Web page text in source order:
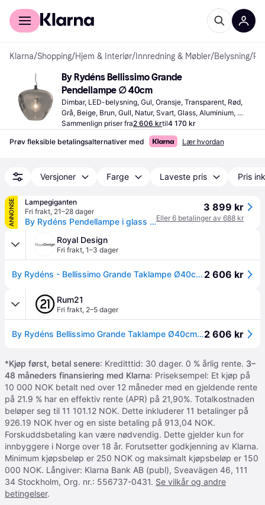
For kunder
Klarna/Shopping/Hjem & Interiør/ Innredning & Møbler/Belysning/
By Rydéns Bellissimo Grande
Pendellampe ∅ 40cm
Dimbar, LED-belysning, Gul, Oransje, Transparent, Rød,
Grå, Beige, Brun, Gull, Natur, Svart, Glass, Aluminium,
Metall, Lampesokkel: E27
Sammenlign priser fra2 606 krtil4 170 kr
Prøv fleksible betalingsalternativer med Lær hvordan
Versjoner Farge Laveste pris Pris
ANNONSE
Lampegiganten
Fri frakt, 21–28 dager
By Rydéns Pendellampe i glass Bellissimo Grande, dimbar, Aluminium / grå / sink, Stue / spisestue, Glass, Moderne
3 899 kr
Eller 6 betalinger av 688 kr
Royal Design
Fri frakt, 1–3 dager
By Rydéns - Bellissimo Grande Taklampe Ø40cm Smoke - Grå 2 606 kr
Rum21
Fri frakt, 2–5 dager
By Rydéns Bellissimo Grande Taklampe Ø40cm Smoke - Pendellamper Glass Grå - 4200870-45052 606 kr
*Kjøp først, betal senere: Kreditttid: 30 dager. 0 % årlig rente. 3–
48 måneders finansiering med Klarna: Priseksempel: Et kjøp på
10 000 NOK betalt ned over 12 måneder med en gjeldende rente
på 21.9 % har en effektiv rente (APR) på 21,90%. Totalkostnaden
beløper seg til 11 101.12 NOK. Dette inkluderer 11 betalinger på
926.19 NOK hver og en siste betaling på 913,04 NOK.
Forskuddsbetaling kan være nødvendig. Dette gjelder kun for
innbyggere i Norge over 18 år. Forutsetter godkjenning av Klarna.
Minimum kjøpsbeløp er 250 NOK og maksimalt kjøpsbeløp er 150
000 NOK. Långiver: Klarna Bank AB (publ), Sveavägen 46, 111
34 Stockholm, Org. nr.: 556737-0431. Se vilkår og andre
betingelser.